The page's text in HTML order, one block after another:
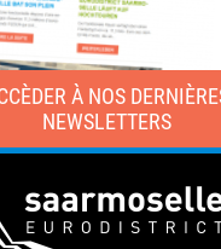
À NOS
NEWSLETTERS